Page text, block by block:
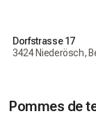
Dorfstrasse 17
3424 Niederösch,
Pommes de